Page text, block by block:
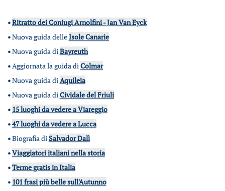
•Ritratto dei Coniugi Arnolfini - Jan Van Eyck
•Nuova guida delleIsole Canarie
•Nuova guida diBayreuth
•Aggiornata la guida diColmar
•Nuova guida diAquileia
•Nuova guida diCividale del Friuli
• 15 luoghi da vedere a Viareggio
•47 luoghi da vedere a Lucca
•Biografia diSalvador Dalì
•Viaggiatori italiani nella storia
•Terme gratis in Italia
• 101 frasi più belle sull'Autunno